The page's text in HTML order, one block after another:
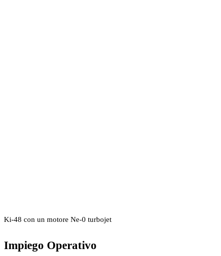
Ki-48 con un motore Ne-0 turbojet
Impiego Operativo